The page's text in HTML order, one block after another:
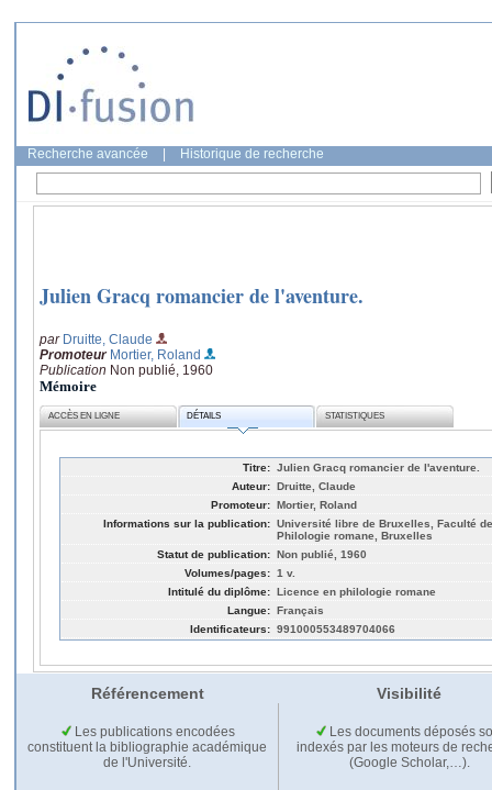
Recherche avancée Historique de recherche
Julien Gracq romancier de l'aventure.
par Druitte, Claude
Promoteur Mortier, Roland
Publication Non publié, 1960
Mémoire
ACCÈS EN LIGNE DÉTAILS STATISTIQUES
Titre: Julien Gracq romancier de l'aventure.
Auteur: Druitte, Claude
Promoteur: Mortier, Roland
Informations sur la publication: Université libre de Bruxelles, Faculté
Philologie romane, Bruxelles
Statut de publication: Non publié, 1960
Volumes/pages: 1 v.
Intitulé du diplôme: Licence en philologie romane
Langue: Français
Identificateurs: 991000553489704066
Référencement Visibilité
Les publications encodées
constituent la bibliographie académique
de l'Université.
Les documents déposés
indexés par les moteurs de
(Google Scholar,…).